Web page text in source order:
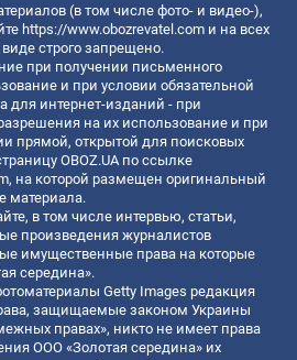
(в том числе фото- и видео-),
https://www.obozrevatel.com и на всех
строго запрещено.
при получении письменного
и при условии обязательной
для интернет-изданий - при
на их использование и при
прямой, открытой для поисковых
OBOZ.UA по ссылке
, на которой размещен оригинальный
материала.
в том числе интервью, статьи,
произведения журналистов
имущественные права на которые
середина».
Getty Images редакция
защищаемые законом Украины
правах», никто не имеет права
ООО «Золотая середина» их